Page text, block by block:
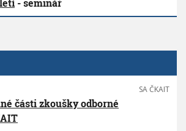
- seminář
SA ČKAIT
části zkoušky odborné